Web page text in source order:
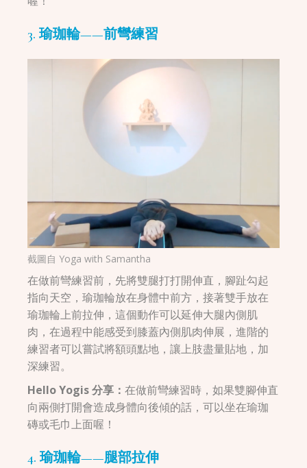
3. 瑜珈輪——前彎練習
截圖自Yoga with Samantha
在做前彎練習前，先將雙腿打打開伸直，腳趾勾起
指向天空，瑜珈輪放在身體中前方，接著雙手放在
瑜珈輪上前拉伸，這個動作可以延伸大腿內側肌
肉，在過程中能感受到膝蓋內側肌肉伸展，進階的
練習者可以嘗試將額頭點地，讓上肢盡量貼地，加
深練習。
Hello Yogis 分享：在做前彎練習時，如果雙腳伸直
向兩側打開會造成身體向後傾的話，可以坐在瑜珈
磚或毛巾上面喔！
4. 瑜珈輪——腿部拉伸